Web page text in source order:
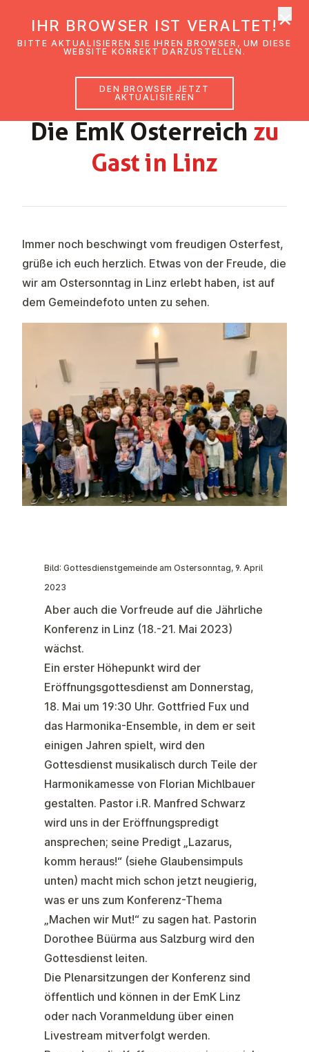
Die EmK Ös­ter­reichzu
Gast in Linz
GEMEINDEBRIEF RIED APRIL – MAI 2023
Immer noch beschwingt vom freudigen Osterfest,
grüße ich euch herzlich. Etwas von der Freude, die
wir am Ostersonntag in Linz erlebt haben, ist auf
dem Gemeindefoto unten zu sehen.
Bild: Gottesdienstgemeinde am Ostersonntag, 9. April
2023
Aber auch die Vorfreude auf die Jährliche
Konferenz in Linz (18.-21. Mai 2023)
wächst.
Ein erster Höhepunkt wird der
Eröffnungsgottesdienst am Donnerstag,
18. Mai um 19:30 Uhr. Gottfried Fux und
das Harmonika-Ensemble, in dem er seit
einigen Jahren spielt, wird den
Gottesdienst musikalisch durch Teile der
Harmonikamesse von Florian Michlbauer
gestalten. Pastor i.R. Manfred Schwarz
wird uns in der Eröffnungspredigt
ansprechen; seine Predigt „Lazarus,
komm heraus!“ (siehe Glaubensimpuls
unten) macht mich schon jetzt neugierig,
was er uns zum Konferenz-Thema
„Machen wir Mut!“ zu sagen hat. Pastorin
Dorothee Büürma aus Salzburg wird den
Gottesdienst leiten.
Die Plenarsitzungen der Konferenz sind
öffentlich und können in der EmK Linz
oder nach Voranmeldung über einen
Livestream mitverfolgt werden.
IHR BROWSER IST VERALTET!
BITTE AKTUALISIEREN SIE IHREN BROWSER, UM DIESE
WEBSITE KORREKT DARZUSTELLEN.
DEN BROWSER JETZT
AKTUALISIEREN
×